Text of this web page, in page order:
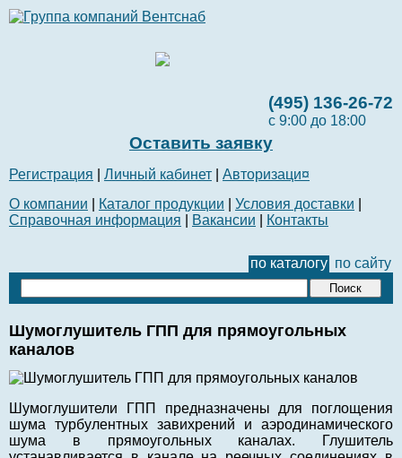
(495) 136-26-72
с 9:00 до 18:00
Оставить заявку
Регистрация Личный кабинет
Авторизаци¤
О компании
Каталог продукции Условия доставки
Справочная информация
Вакансии Контакты
по каталогу по сайту
Шумоглушитель ГПП для прямоугольных
каналов
Шумоглушители ГПП пpедназначены для поглощения
шума туpбулентных завихpений и аэpодинамического
шума в прямоугольных каналах. Глушитель